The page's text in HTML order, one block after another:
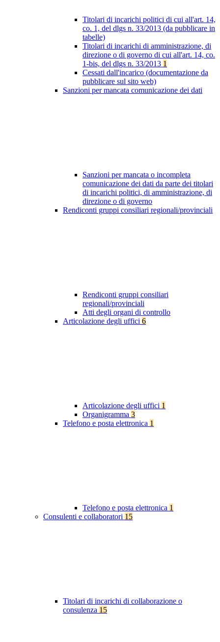
Titolari di incarichi politici di cui all'art. 14,
co. 1, del dlgs n. 33/2013 (da pubblicare in
tabelle)
Titolari di incarichi di amministrazione, di
direzione o di governo di cui all'art. 14, co.
1-bis, del dlgs n. 33/2013 1
Cessati dall'incarico (documentazione da
pubblicare sul sito web)
Sanzioni per mancata comunicazione dei dati
Sanzioni per mancata o incompleta
comunicazione dei dati da parte dei titolari
di incarichi politici, di amministrazione, di
direzione o di governo
Rendiconti gruppi consiliari regionali/provinciali
Rendiconti gruppi consiliari
regionali/provinciali
Atti degli organi di controllo
Articolazione degli uffici 6
Articolazione degli uffici 1
Organigramma 3
Telefono e posta elettronica 1
Telefono e posta elettronica 1
Consulenti e collaboratori 15
Titolari di incarichi di collaborazione o
consulenza 15